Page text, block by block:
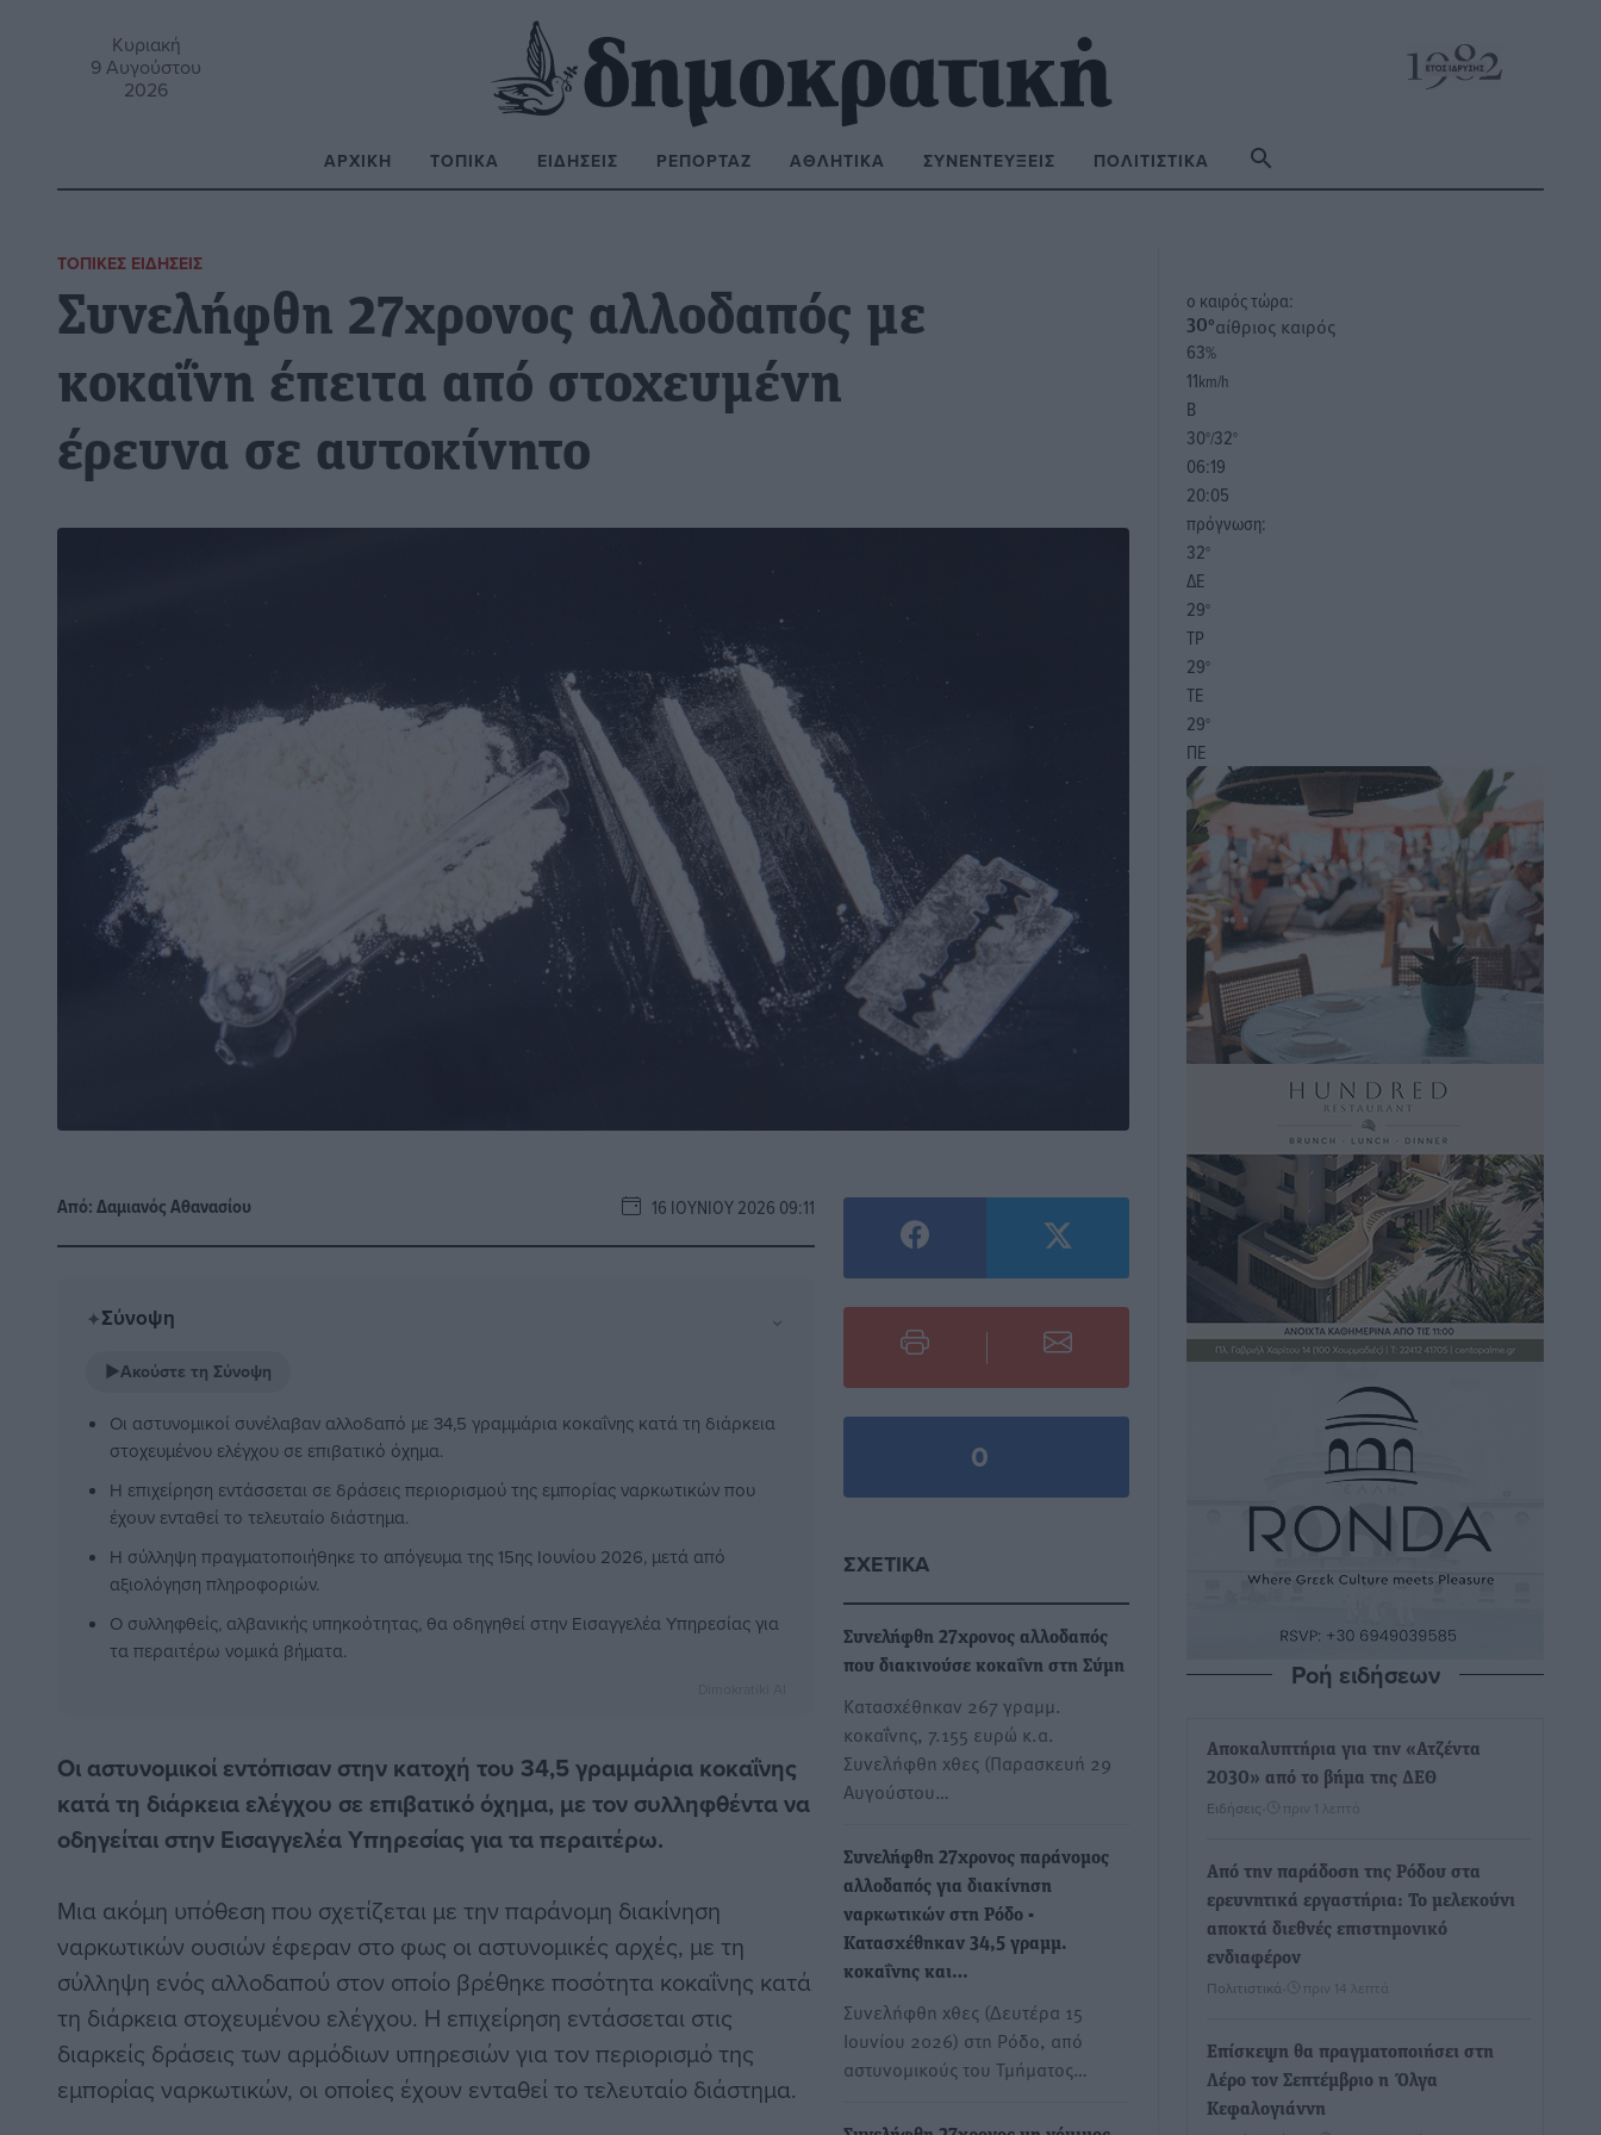
Κυριακή
9 Αυγούστου
2026
ΑΡΧΙΚΉ ΤΟΠΙΚΆ ΕΙΔΉΣΕΙΣ ΡΕΠΟΡΤΆΖ ΑΘΛΗΤΙΚΆ ΣΥΝΕΝΤΕΎΞΕΙΣ ΠΟΛΙΤΙΣΤΙΚΆ
ΤΟΠΙΚΈΣ ΕΙΔΉΣΕΙΣ
Συνελήφθη 27χρονος αλλοδαπός με
κοκαΐνη έπειτα από στοχευμένη
έρευνα σε αυτοκίνητο
Από:Δαμιανός Αθανασίου 16 ΙΟΥΝΊΟΥ 2026 09:11
✦Σύνοψη ⌄
▶Ακούστε τη Σύνοψη
Οι αστυνομικοί συνέλαβαν αλλοδαπό με 34,5 γραμμάρια κοκαΐνης κατά τη διάρκεια
στοχευμένου ελέγχου σε επιβατικό όχημα.
Η επιχείρηση εντάσσεται σε δράσεις περιορισμού της εμπορίας ναρκωτικών που
έχουν ενταθεί το τελευταίο διάστημα.
Η σύλληψη πραγματοποιήθηκε το απόγευμα της 15ης Ιουνίου 2026, μετά από
αξιολόγηση πληροφοριών.
Ο συλληφθείς, αλβανικής υπηκοότητας, θα οδηγηθεί στην Εισαγγελέα Υπηρεσίας για
τα περαιτέρω νομικά βήματα.
Οι αστυνομικοί εντόπισαν στην κατοχή του 34,5 γραμμάρια κοκαΐνης
κατά τη διάρκεια ελέγχου σε επιβατικό όχημα, με τον συλληφθέντα να
οδηγείται στην Εισαγγελέα Υπηρεσίας για τα περαιτέρω.
Μια ακόμη υπόθεση που σχετίζεται με την παράνομη διακίνηση
ναρκωτικών ουσιών έφεραν στο φως οι αστυνομικές αρχές, με τη
σύλληψη ενός αλλοδαπού στον οποίο βρέθηκε ποσότητα κοκαΐνης κατά
τη διάρκεια στοχευμένου ελέγχου. Η επιχείρηση εντάσσεται στις
διαρκείς δράσεις των αρμόδιων υπηρεσιών για τον περιορισμό της
εμπορίας ναρκωτικών, οι οποίες έχουν ενταθεί το τελευταίο διάστημα.
0
ΣΧΕΤΙΚΆ
Συνελήφθη 27χρονος αλλοδαπός
που διακινούσε κοκαΐνη στη Σύμη
Κατασχέθηκαν 267 γραμμ.
κοκαΐνης, 7.155 ευρώ κ.α.
Συνελήφθη χθες (Παρασκευή 29
Αυγούστου…
Συνελήφθη 27χρονος παράνομος
αλλοδαπός για διακίνηση
ναρκωτικών στη Ρόδο -
Κατασχέθηκαν 34,5 γραμμ.
κοκαΐνης και…
Συνελήφθη χθες (Δευτέρα 15
Ιουνίου 2026) στη Ρόδο, από
αστυνομικούς του Τμήματος…
o καιρός τώρα:
30°αίθριος καιρός
63%
11km/h
Β
30°/32°
06:19
20:05
πρόγνωση:
32°
ΔΕ
29°
ΤΡ
29°
ΤΕ
29°
ΠΕ
Ροή ειδήσεων
Αποκαλυπτήρια για την «Ατζέντα
2030» από το βήμα της ΔΕΘ
Ειδήσεις πριν 1 λεπτό
Από την παράδοση της Ρόδου στα
ερευνητικά εργαστήρια: Το μελεκούνι
αποκτά διεθνές επιστημονικό
ενδιαφέρον
Πολιτιστικά πριν 14 λεπτά
Επίσκεψη θα πραγματοποιήσει στη
Λέρο τον Σεπτέμβριο η Όλγα
Κεφαλογιάννη